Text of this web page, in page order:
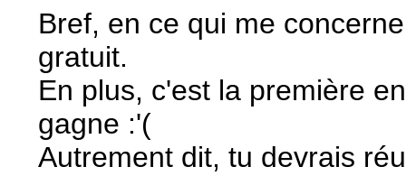
Bref, en ce qui me
gratuit.
En plus, c'est la première
gagne :'(
Autrement dit, tu devrais